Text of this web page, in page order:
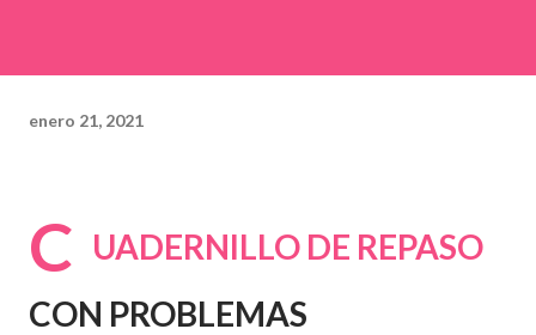
enero 21, 2021
C UADERNILLO DE REPASO
CON PROBLEMAS